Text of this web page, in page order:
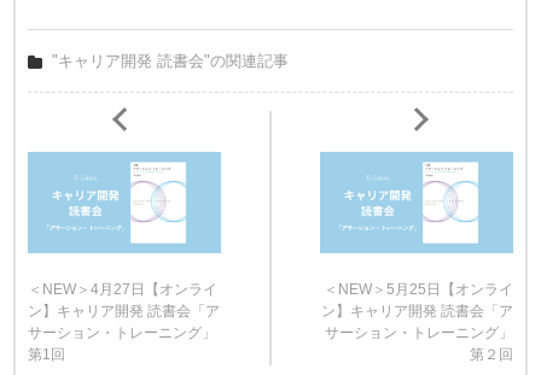
"キャリア開発 読書会"の関連記事
＜NEW＞4月27日【オンライ
ン】キャリア開発 読書会「ア
サーション・トレーニング」
第1回
＜NEW＞5月25日【オンライ
ン】キャリア開発 読書会「ア
サーション・トレーニング」
第２回